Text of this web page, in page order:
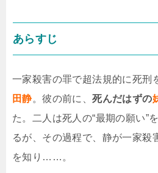
あらすじ
一家殺害の罪で超法規的に死刑
田静。彼の前に、死んだはずの
た。二人は死人の“最期の願い”
るが、その過程で、静が一家殺
を知り……。